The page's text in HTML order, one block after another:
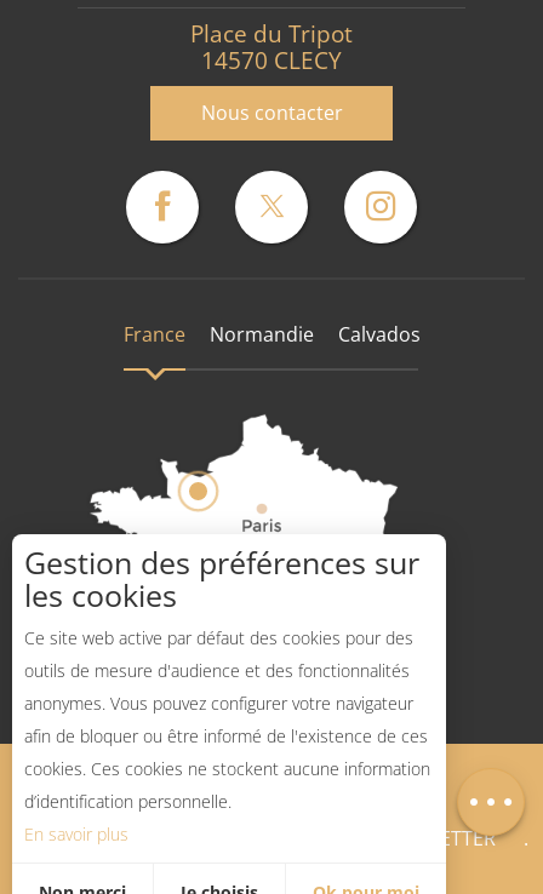
Description
Place du Tripot
14570 CLECY
Nous contacter
France Normandie Calvados
Mentions légales Plan du site
BLOG SPORTS NATURE NEWSLETTER
Gestion des préférences sur
les cookies
Ce site web active par défaut des cookies pour des
outils de mesure d'audience et des fonctionnalités
anonymes. Vous pouvez configurer votre navigateur
afin de bloquer ou être informé de l'existence de ces
cookies. Ces cookies ne stockent aucune information
d’identification personnelle.
En savoir plus